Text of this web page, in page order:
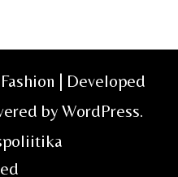
| Developed
byWordPress.